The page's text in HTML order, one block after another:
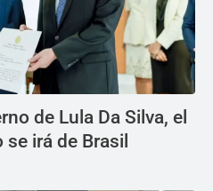
de Lula Da Silva, el
irá de Brasil